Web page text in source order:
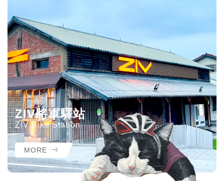
ZIV將軍驛站
ZIV Bike Station
MORE